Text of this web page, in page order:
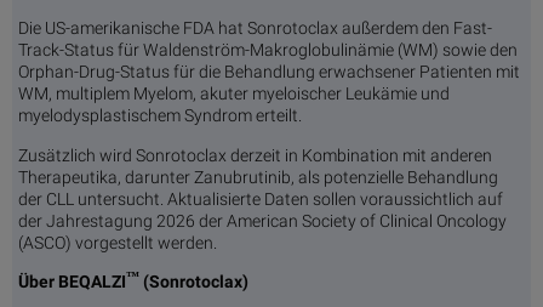
Die US-amerikanische FDA hat Sonrotoclax außerdem den Fast-
Track-Status für Waldenström-Makroglobulinämie (WM) sowie den
Orphan-Drug-Status für die Behandlung erwachsener Patienten mit
WM, multiplem Myelom, akuter myeloischer Leukämie und
myelodysplastischem Syndrom erteilt.
Zusätzlich wird Sonrotoclax derzeit in Kombination mit anderen
Therapeutika, darunter Zanubrutinib, als potenzielle Behandlung
der CLL untersucht. Aktualisierte Daten sollen voraussichtlich auf
der Jahrestagung 2026 der American Society of Clinical Oncology
(ASCO) vorgestellt werden.
Über BEQALZI™ (Sonrotoclax)